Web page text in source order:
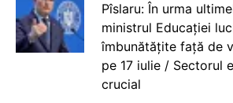
Pîslaru: În urma
ministrul Educației
îmbunătățite față de
pe 17 iulie / Sectorul
crucial